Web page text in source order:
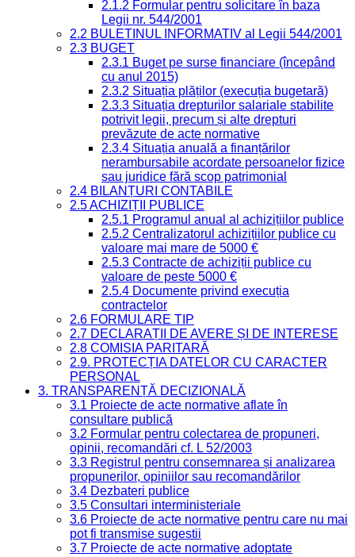
2.1.2 Formular pentru solicitare în baza
Legii nr. 544/2001
2.2 BULETINUL INFORMATIV al Legii 544/2001
2.3 BUGET
2.3.1 Buget pe surse financiare (începând
cu anul 2015)
2.3.2 Situația plăților (execuția bugetară)
2.3.3 Situația drepturilor salariale stabilite
potrivit legii, precum și alte drepturi
prevăzute de acte normative
2.3.4 Situația anuală a finanțărilor
nerambursabile acordate persoanelor fizice
sau juridice fără scop patrimonial
2.4 BILANȚURI CONTABILE
2.5 ACHIZIȚII PUBLICE
2.5.1 Programul anual al achizițiilor publice
2.5.2 Centralizatorul achizițiilor publice cu
valoare mai mare de 5000 €
2.5.3 Contracte de achiziții publice cu
valoare de peste 5000 €
2.5.4 Documente privind execuția
contractelor
2.6 FORMULARE TIP
2.7 DECLARAȚII DE AVERE ȘI DE INTERESE
2.8 COMISIA PARITARĂ
2.9. PROTECȚIA DATELOR CU CARACTER
PERSONAL
3. TRANSPARENȚĂ DECIZIONALĂ
3.1 Proiecte de acte normative aflate în
consultare publică
3.2 Formular pentru colectarea de propuneri,
opinii, recomandări cf. L 52/2003
3.3 Registrul pentru consemnarea și analizarea
propunerilor, opiniilor sau recomandărilor
3.4 Dezbateri publice
3.5 Consultari interministeriale
3.6 Proiecte de acte normative pentru care nu mai
pot fi transmise sugestii
3.7 Proiecte de acte normative adoptate